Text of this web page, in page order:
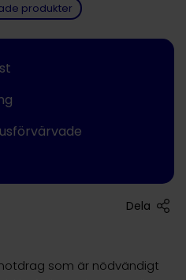
som är nödvändigt
produkter
Dela